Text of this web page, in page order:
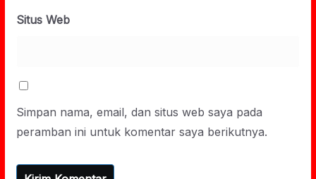
Situs Web
Simpan nama, email, dan situs web saya pada
peramban ini untuk komentar saya berikutnya.